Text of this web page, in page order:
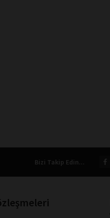
Bizi Takip Edin...